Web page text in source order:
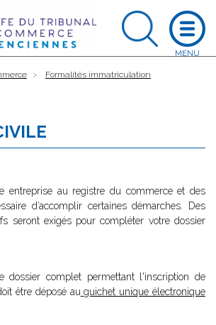
Formalités immatriculation
entreprise au registre du commerce et des
d’accomplir certaines démarches. Des
seront exigés pour compléter votre dossier
dossier complet permettant l'inscription de
être déposé au guichet unique électronique